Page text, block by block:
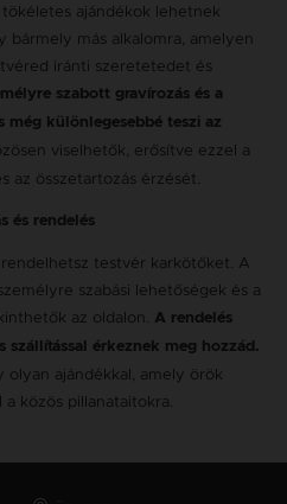
ajándékok lehetnek
bármely más alkalomra, amelyen
iránti szeretetedet és
szabott gravírozás és a
még különlegesebbé teszi az
viselhetők, erősítve ezzel a
az összetartozás érzését.
és rendelés
testvér karkötőket. A
szabási lehetőségek és a
az oldalon. A rendelés
szállítással érkeznek meg hozzád.
ajándékkal, amely örök
közös pillanataitokra.